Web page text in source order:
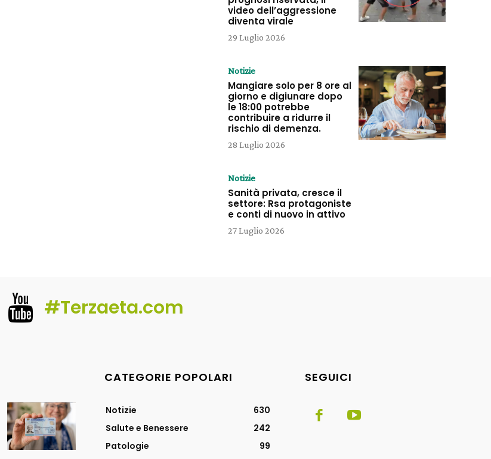
video dell’aggressione
diventa virale
29 Luglio 2026
Notizie
Mangiare solo per 8 ore al
giorno e digiunare dopo
le 18:00 potrebbe
contribuire a ridurre il
rischio di demenza.
28 Luglio 2026
Notizie
Sanità privata, cresce il
settore: Rsa protagoniste
e conti di nuovo in attivo
27 Luglio 2026
#Terzaeta.com
CATEGORIE POPOLARI
Notizie
630
Salute e Benessere
242
Patologie
99
SEGUICI